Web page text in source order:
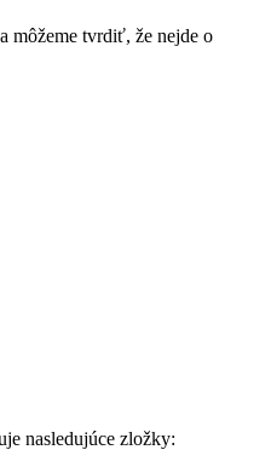
môžeme tvrdiť, že nejde o
nasledujúce zložky: